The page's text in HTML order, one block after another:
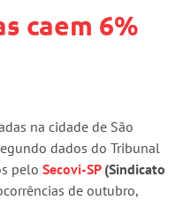
caem 6%
na cidade de São
dados do Tribunal
pelo Secovi-SP(Sindicato
de outubro,